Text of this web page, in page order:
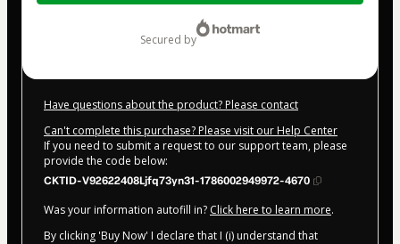
R$2,897.00
secured by
Have questions about the product? Please contact
Can't complete this purchase? Please visit our Help Center
If you need to submit a request to our support team, please
provide the code below:
CKTID-V92622408Ljfq73yn31-1786002949972-4670
Was your information autofill in? Click here to learn more.
By clicking 'Buy Now' I declare that I (i) understand that